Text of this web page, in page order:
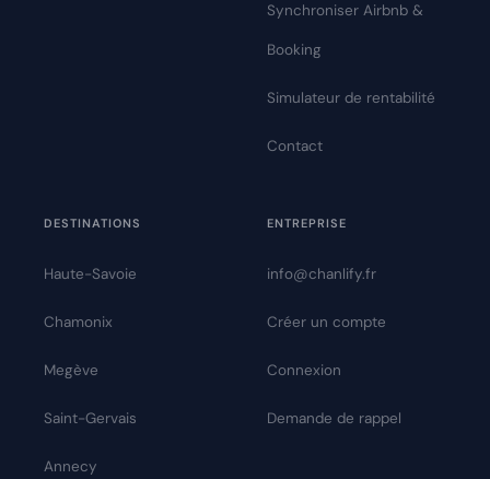
Synchroniser Airbnb &
Booking
Simulateur de rentabilité
Contact
DESTINATIONS
Haute-Savoie
Chamonix
Megève
Saint-Gervais
Annecy
ENTREPRISE
info@chanlify.fr
Créer un compte
Connexion
Demande de rappel